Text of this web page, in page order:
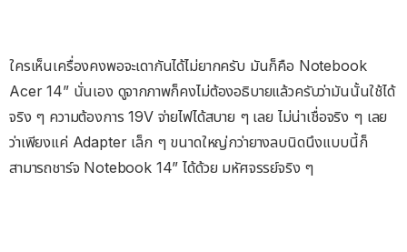
ใครเห็นเครื่องคงพอจะเดากันได้ไม่ยากครับ มันก็คือ Notebook
Acer 14” นั่นเอง ดูจากภาพก็คงไม่ต้องอธิบายแล้วครับว่ามันนั้นใช้ได้
จริง ๆ ความต้องการ 19V จ่ายไฟได้สบาย ๆ เลย ไม่น่าเชื่อจริง ๆ เลย
ว่าเพียงแค่ Adapter เล็ก ๆ ขนาดใหญ่กว่ายางลบนิดนึงแบบนี้ก็
สามารถชาร์จ Notebook 14” ได้ด้วย มหัศจรรย์จริง ๆ